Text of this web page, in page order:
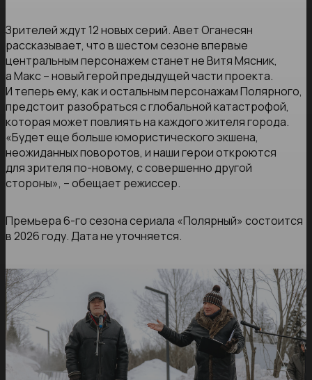
Зрителей ждут 12 новых серий. Авет Оганесян
рассказывает, что в шестом сезоне впервые
центральным персонажем станет не Витя Мясник,
а Макс – новый герой предыдущей части проекта.
И теперь ему, как и остальным персонажам Полярного,
предстоит разобраться с глобальной катастрофой,
которая может повлиять на каждого жителя города.
«Будет еще больше юмористического экшена,
неожиданных поворотов, и наши герои откроются
для зрителя по-новому, с совершенно другой
стороны», – обещает режиссер.
Премьера 6-го сезона сериала «Полярный» состоится
в 2026 году. Дата не уточняется.